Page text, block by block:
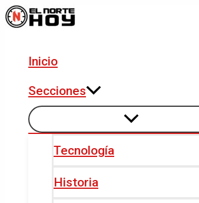
Ir
al
Inicio
Secciones
Tecnología
Historia
Navegación
de